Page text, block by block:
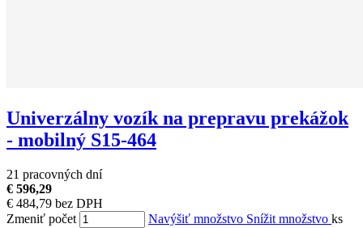
Univerzálny vozík na prepravu prekážok
- mobilný S15-464
21 pracovných dní
€ 596,29
€ 484,79 bez DPH
Zmeniť počet
Navýšiť množstvo Snížit množstvo ks